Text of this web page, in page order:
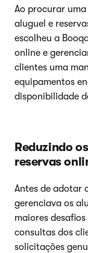
Ao procurar
aluguel e
escolheu a
online e
clientes uma
equipamentos
disponibilidade
Reduzindo
reservas
Antes de adotar
gerenciava os
maiores
consultas dos
solicitações